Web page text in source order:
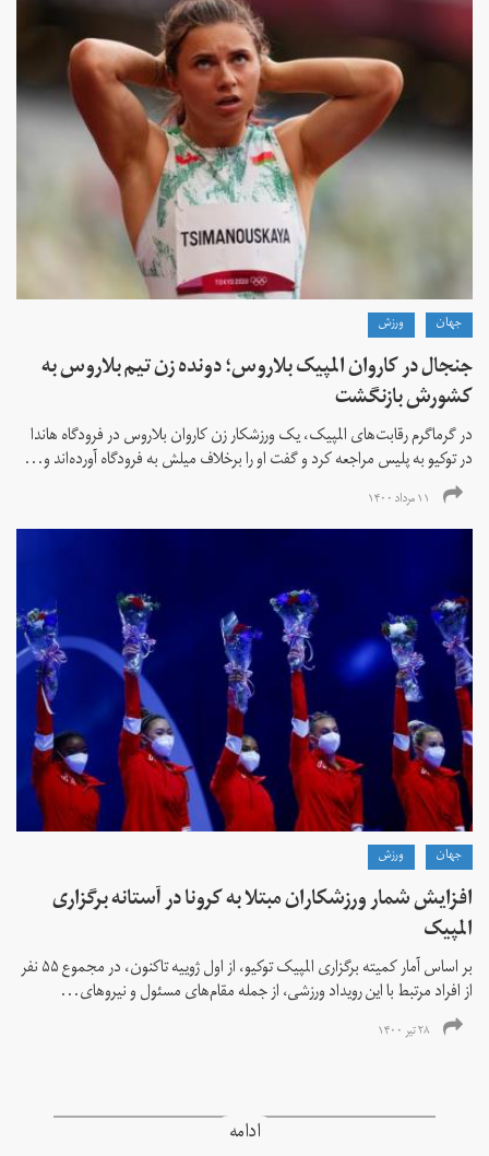
جهان ورزش
جنجال در کاروان المپیک بلاروس؛ دونده زن تیم بلاروس به
کشورش بازنگشت
در گرماگرم رقابت‌های المپیک، یک ورزشکار زن کاروان بلاروس در فرودگاه هاندا
در توکیو به پلیس مراجعه کرد و گفت او را برخلاف میلش به فرودگاه آورده‌اند و...
۱۱ مرداد ۱۴۰۰
جهان ورزش
افزایش شمار ورزشکاران مبتلا به کرونا در آستانه برگزاری
المپیک
بر اساس آمار کمیته برگزاری المپیک توکیو، از اول ژوییه تاکنون، در مجموع ۵۵ نفر
از افراد مرتبط با این رویداد ورزشی، از جمله مقام‌های مسئول و نیروهای...
۲۸ تیر ۱۴۰۰
ادامه